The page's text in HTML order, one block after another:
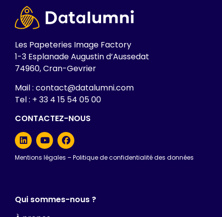
Les Papeteries Image Factory
1-3 Esplanade Augustin d’Aussedat
74960, Cran-Gevrier
Mail : contact@datalumni.com
Tel : + 33 4 15 54 05 00
CONTACTEZ-NOUS
Mentions légales –Politique de confidentialité des données
Qui sommes-nous ?